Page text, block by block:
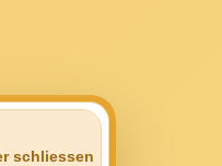
schliessen